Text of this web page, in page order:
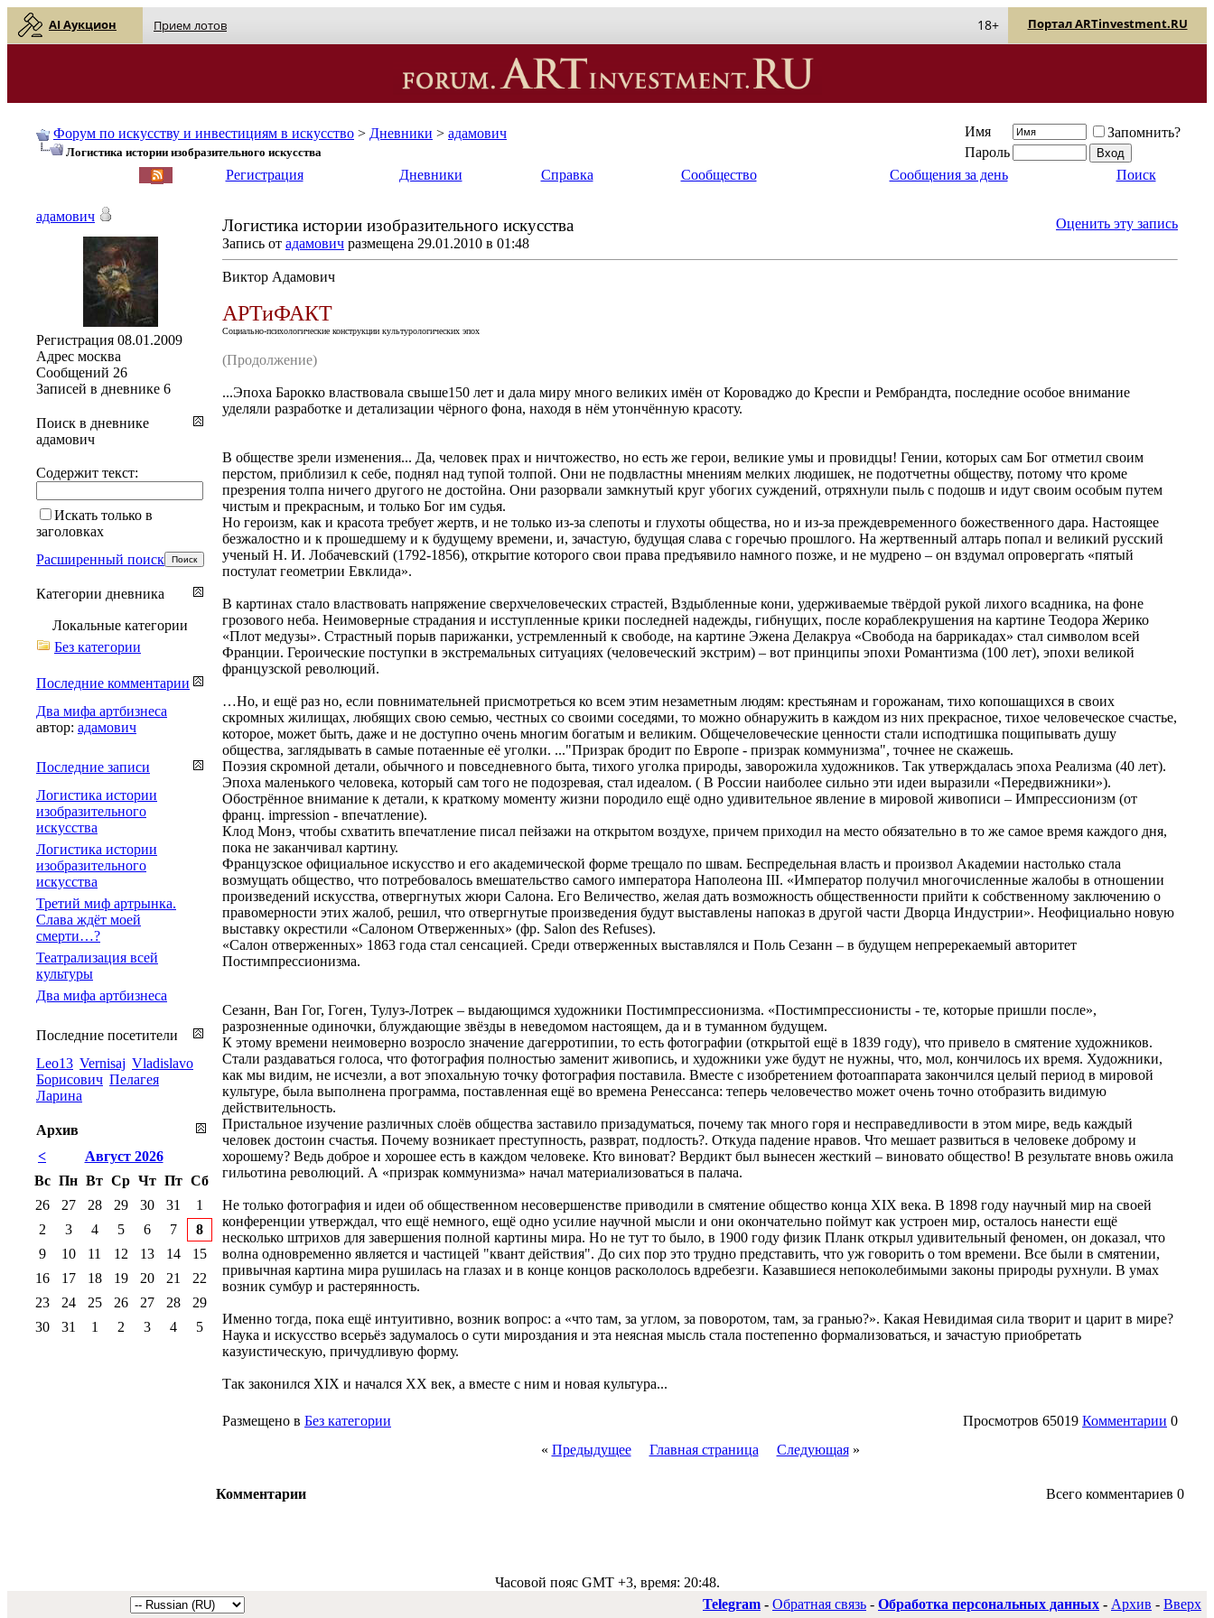
AI Аукцион Прием лотов Портал ARTinvestment.RU
18+
Форум по искусству и инвестициям в искусство > Дневники > адамович
Логистика истории изобразительного искусства
Имя
Запомнить?
Пароль
Регистрация Дневники Справка Сообщество Сообщения за день Поиск
Оценить эту запись
Логистика истории изобразительного искусства
Запись от адамович размещена 29.01.2010 в 01:48
Виктор Адамович
АРТиФАКТ
Социально-психологические конструкции культурологических эпох
(Продолжение)
...Эпоха Барокко властвовала свыше150 лет и дала миру много великих имён от Короваджо до Креспи и Рембрандта, последние особое внимание
уделяли разработке и детализации чёрного фона, находя в нём утончённую красоту.
В обществе зрели изменения... Да, человек прах и ничтожество, но есть же герои, великие умы и провидцы! Гении, которых сам Бог отметил своим
перстом, приблизил к себе, поднял над тупой толпой. Они не подвластны мнениям мелких людишек, не подотчетны обществу, потому что кроме
презрения толпа ничего другого не достойна. Они разорвали замкнутый круг убогих суждений, отряхнули пыль с подошв и идут своим особым путем
чистым и прекрасным, и только Бог им судья.
Но героизм, как и красота требует жертв, и не только из-за слепоты и глухоты общества, но и из-за преждевременного божественного дара. Настоящее
безжалостно и к прошедшему и к будущему времени, и, зачастую, будущая слава с горечью прошлого. На жертвенный алтарь попал и великий русский
ученый Н. И. Лобачевский (1792-1856), открытие которого свои права предъявило намного позже, и не мудрено – он вздумал опровергать «пятый
постулат геометрии Евклида».
В картинах стало властвовать напряжение сверхчеловеческих страстей, Вздыбленные кони, удерживаемые твёрдой рукой лихого всадника, на фоне
грозового неба. Неимоверные страдания и исступленные крики последней надежды, гибнущих, после кораблекрушения на картине Теодора Жерико
«Плот медузы». Страстный порыв парижанки, устремленный к свободе, на картине Эжена Делакруа «Свобода на баррикадах» стал символом всей
Франции. Героические поступки в экстремальных ситуациях (человеческий экстрим) – вот принципы эпохи Романтизма (100 лет), эпохи великой
французской революций.
…Но, и ещё раз но, если повнимательней присмотреться ко всем этим незаметным людям: крестьянам и горожанам, тихо копошащихся в своих
скромных жилищах, любящих свою семью, честных со своими соседями, то можно обнаружить в каждом из них прекрасное, тихое человеческое счастье,
которое, может быть, даже и не доступно очень многим богатым и великим. Общечеловеческие ценности стали исподтишка пощипывать душу
общества, заглядывать в самые потаенные её уголки. ..."Призрак бродит по Европе - призрак коммунизма", точнее не скажешь.
Поэзия скромной детали, обычного и повседневного быта, тихого уголка природы, заворожила художников. Так утверждалась эпоха Реализма (40 лет).
Эпоха маленького человека, который сам того не подозревая, стал идеалом. ( В России наиболее сильно эти идеи выразили «Передвижники»).
Обострённое внимание к детали, к краткому моменту жизни породило ещё одно удивительное явление в мировой живописи – Импрессионизм (от
франц. impression - впечатление).
Клод Монэ, чтобы схватить впечатление писал пейзажи на открытом воздухе, причем приходил на место обязательно в то же самое время каждого дня,
пока не заканчивал картину.
Французское официальное искусство и его академической форме трещало по швам. Беспредельная власть и произвол Академии настолько стала
возмущать общество, что потребовалось вмешательство самого императора Наполеона III. «Император получил многочисленные жалобы в отношении
произведений искусства, отвергнутых жюри Салона. Его Величество, желая дать возможность общественности прийти к собственному заключению о
правомерности этих жалоб, решил, что отвергнутые произведения будут выставлены напоказ в другой части Дворца Индустрии». Неофициально новую
выставку окрестили «Салоном Отверженных» (фр. Salon des Refuses).
«Салон отверженных» 1863 года стал сенсацией. Среди отверженных выставлялся и Поль Сезанн – в будущем непререкаемый авторитет
Постимпрессионизма.
Сезанн, Ван Гог, Гоген, Тулуз-Лотрек – выдающимся художники Постимпрессионизма. «Постимпрессионисты - те, которые пришли после»,
разрозненные одиночки, блуждающие звёзды в неведомом настоящем, да и в туманном будущем.
К этому времени неимоверно возросло значение дагерротипии, то есть фотографии (открытой ещё в 1839 году), что привело в смятение художников.
Стали раздаваться голоса, что фотография полностью заменит живопись, и художники уже будут не нужны, что, мол, кончилось их время. Художники,
как мы видим, не исчезли, а вот эпохальную точку фотография поставила. Вместе с изобретением фотоаппарата закончился целый период в мировой
культуре, была выполнена программа, поставленная ещё во времена Ренессанса: теперь человечество может очень точно отобразить видимую
действительность.
Пристальное изучение различных слоёв общества заставило призадуматься, почему так много горя и несправедливости в этом мире, ведь каждый
человек достоин счастья. Почему возникает преступность, разврат, подлость?. Откуда падение нравов. Что мешает развиться в человеке доброму и
хорошему? Ведь доброе и хорошее есть в каждом человеке. Кто виноват? Вердикт был вынесен жесткий – виновато общество! В результате вновь ожила
гильотина революций. А «призрак коммунизма» начал материализоваться в палача.
Не только фотография и идеи об общественном несовершенстве приводили в смятение общество конца XIX века. В 1898 году научный мир на своей
конференции утверждал, что ещё немного, ещё одно усилие научной мысли и они окончательно поймут как устроен мир, осталось нанести ещё
несколько штрихов для завершения полной картины мира. Но не тут то было, в 1900 году физик Планк открыл удивительный феномен, он доказал, что
волна одновременно является и частицей "квант действия". До сих пор это трудно представить, что уж говорить о том времени. Все были в смятении,
привычная картина мира рушилась на глазах и в конце концов раскололось вдребезги. Казавшиеся непоколебимыми законы природы рухнули. В умах
возник сумбур и растерянность.
Именно тогда, пока ещё интуитивно, возник вопрос: а «что там, за углом, за поворотом, там, за гранью?». Какая Невидимая сила творит и царит в мире?
Наука и искусство всерьёз задумалось о сути мироздания и эта неясная мысль стала постепенно формализоваться, и зачастую приобретать
казуистическую, причудливую форму.
Так законился XIX и начался XX век, а вместе с ним и новая культура...
Размещено в Без категории Просмотров 65019 Комментарии 0
« Предыдущее Главная страница Следующая»
Всего комментариев 0
Комментарии
адамович
Регистрация 08.01.2009
Адрес москва
Сообщений 26
Записей в дневнике 6
Поиск в дневнике
адамович
Содержит текст:
Искать только в
заголовках
Расширенный поиск
Категории дневника
Локальные категории
Без категории
Последние комментарии
Два мифа артбизнеса
автор: адамович
Последние записи
Логистика истории
изобразительного
искусства
Логистика истории
изобразительного
искусства
Третий миф артрынка.
Слава ждёт моей
смерти…?
Театрализация всей
культуры
Два мифа артбизнеса
Последние посетители
Leo13 Vernisaj Vladislavo
Борисович Пелагея
Ларина
Архив
<
Август 2026
Вс Пн Вт Ср Чт Пт Сб
26
27 28 29 30 31
1
2
3 4 5 6 7
8
9
10 11 12 13 14
15
16
17 18 19 20 21
22
23
24 25 26 27 28
29
30
31 1 2 3 4 5
Часовой пояс GMT +3, время: 20:48.
Telegram - Обратная связь - Обработка персональных данных - Архив - Вверх